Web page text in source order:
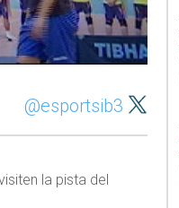
@esportsib3
la pista del